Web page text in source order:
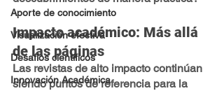
Aporte de conocimiento
Visualización efectiva
Desafíos científicos
Innovación Académica
Impacto académico: Más allá
de las páginas
Las revistas de alto impacto continúan
siendo puntos de referencia para la